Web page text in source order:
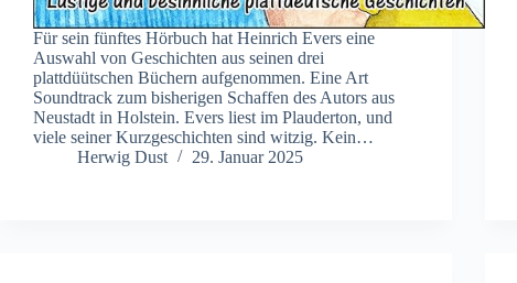
Für sein fünftes Hörbuch hat Heinrich Evers eine
Auswahl von Geschichten aus seinen drei
plattdüütschen Büchern aufgenommen. Eine Art
Soundtrack zum bisherigen Schaffen des Autors aus
Neustadt in Holstein. Evers liest im Plauderton, und
viele seiner Kurzgeschichten sind witzig. Kein…
Herwig Dust
29. Januar 2025